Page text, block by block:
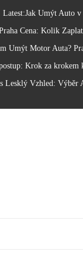
Latest:Jak Umýt Auto v
Cena: Kolik
Umýt Motor Auta?
Krok za krokem
Lesklý Vzhled: Výběr